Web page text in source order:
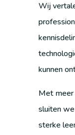
Wij
kunnen
Met meer
sluiten
sterke